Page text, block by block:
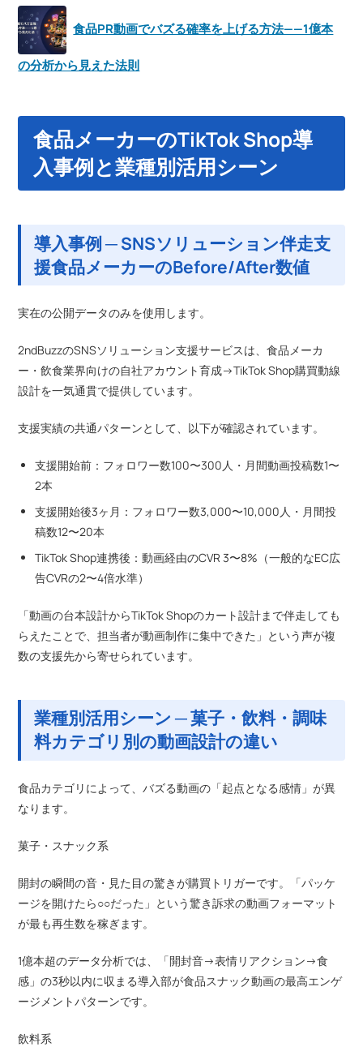
食品PR動画でバズる確率を上げる方法——1億本
の分析から見えた法則
食品メーカーのTikTok Shop導
入事例と業種別活用シーン
導入事例 ─ SNSソリューション伴走支
援食品メーカーのBefore/After数値
実在の公開データのみを使用します。
2ndBuzzのSNSソリューション支援サービスは、食品メーカ
ー・飲食業界向けの自社アカウント育成→TikTok Shop購買動線
設計を一気通貫で提供しています。
支援実績の共通パターンとして、以下が確認されています。
支援開始前：フォロワー数100〜300人・月間動画投稿数1〜
2本
支援開始後3ヶ月：フォロワー数3,000〜10,000人・月間投
稿数12〜20本
TikTok Shop連携後：動画経由のCVR 3〜8%（一般的なEC広
告CVRの2〜4倍水準）
「動画の台本設計からTikTok Shopのカート設計まで伴走しても
らえたことで、担当者が動画制作に集中できた」という声が複
数の支援先から寄せられています。
業種別活用シーン ─ 菓子・飲料・調味
料カテゴリ別の動画設計の違い
食品カテゴリによって、バズる動画の「起点となる感情」が異
なります。
菓子・スナック系
開封の瞬間の音・見た目の驚きが購買トリガーです。「パッケ
ージを開けたら○○だった」という驚き訴求の動画フォーマット
が最も再生数を稼ぎます。
1億本超のデータ分析では、「開封音→表情リアクション→食
感」の3秒以内に収まる導入部が食品スナック動画の最高エンゲ
ージメントパターンです。
飲料系